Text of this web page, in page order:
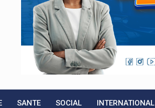
SANTE SOCIAL INTERNATIONAL